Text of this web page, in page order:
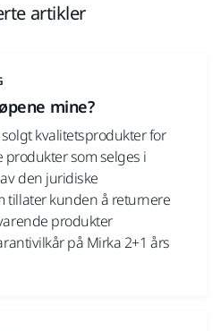
artikler
mine?
kvalitetsprodukter for
produkter som selges i
den juridiske
tillater kunden å returnere
produkter
på Mirka 2+1 års